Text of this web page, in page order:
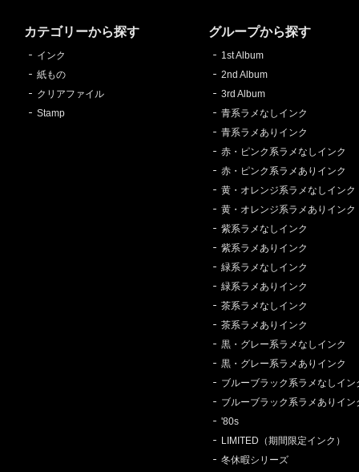
カテゴリーから探す
インク
紙もの
クリアファイル
Stamp
グループから探す
1st Album
2nd Album
3rd Album
青系ラメなしインク
青系ラメありインク
赤・ピンク系ラメなしインク
赤・ピンク系ラメありインク
黄・オレンジ系ラメなしインク
黄・オレンジ系ラメありインク
紫系ラメなしインク
紫系ラメありインク
緑系ラメなしインク
緑系ラメありインク
茶系ラメなしインク
茶系ラメありインク
黒・グレー系ラメなしインク
黒・グレー系ラメありインク
ブルーブラック系ラメなしイン
ブルーブラック系ラメありイン
'80s
LIMITED（期間限定インク）
冬休暇シリーズ